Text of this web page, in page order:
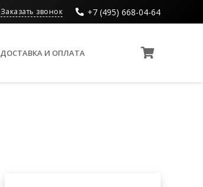
Заказать звонок +7 (495) 668-04-64
ДОСТАВКА И ОПЛАТА